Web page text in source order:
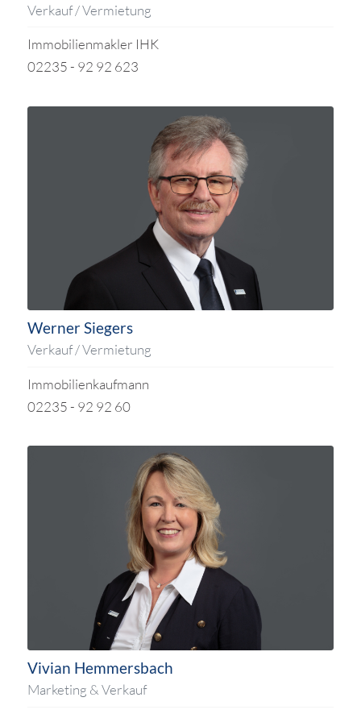
Verkauf / Vermietung
Immobilienmakler IHK
02235 - 92 92 623
Werner Siegers
Verkauf / Vermietung
Immobilienkaufmann
02235 - 92 92 60
Vivian Hemmersbach
Marketing & Verkauf